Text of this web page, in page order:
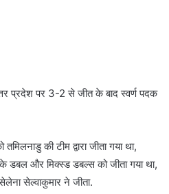
प्रदेश पर 3-2 से जीत के बाद स्वर्ण पदक
की टीम द्वारा जीता गया था,
के डबल और मिक्स्ड डबल्स को जीता गया था,
सेल्वाकुमार ने जीता.